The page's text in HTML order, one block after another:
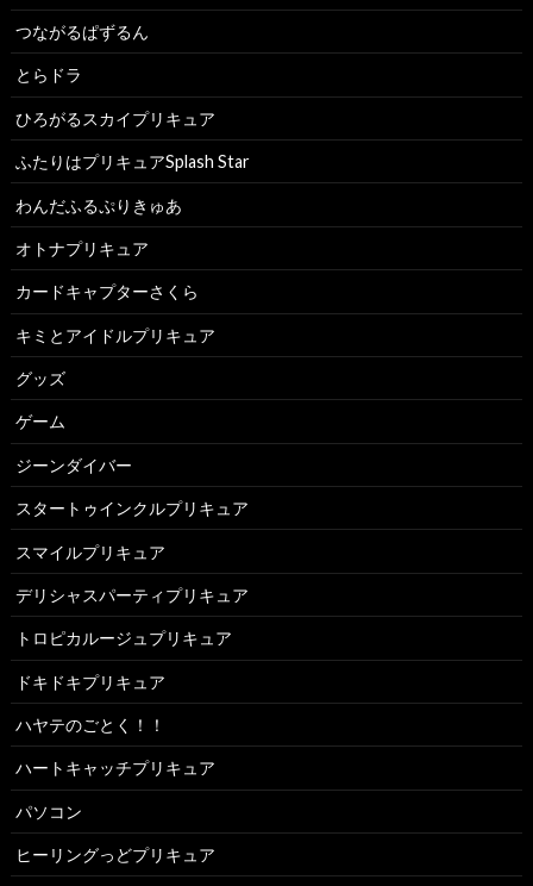
つながるぱずるん
とらドラ
ひろがるスカイプリキュア
ふたりはプリキュアSplash Star
わんだふるぷりきゅあ
オトナプリキュア
カードキャプターさくら
キミとアイドルプリキュア
グッズ
ゲーム
ジーンダイバー
スタートゥインクルプリキュア
スマイルプリキュア
デリシャスパーティプリキュア
トロピカルージュプリキュア
ドキドキプリキュア
ハヤテのごとく！！
ハートキャッチプリキュア
パソコン
ヒーリングっどプリキュア